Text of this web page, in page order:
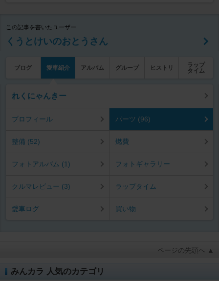
この記事を書いたユーザー
くうとけいのおとうさん
ブログ 愛車紹介 アルバム グループ ヒストリ
ラップ
タイム
れくにゃんきー
プロフィール パーツ (96)
整備 (52) 燃費
フォトアルバム (1) フォトギャラリー
クルマレビュー (3) ラップタイム
愛車ログ 買い物
ページの先頭へ ▲
みんカラ 人気のカテゴリ